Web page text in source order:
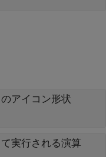
アイコン形状
実行される演算